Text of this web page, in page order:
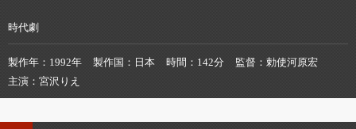
時代劇
製作年 1992年 製作国 日本 時間 142分 監督
勅使河原宏
主演
宮沢りえ